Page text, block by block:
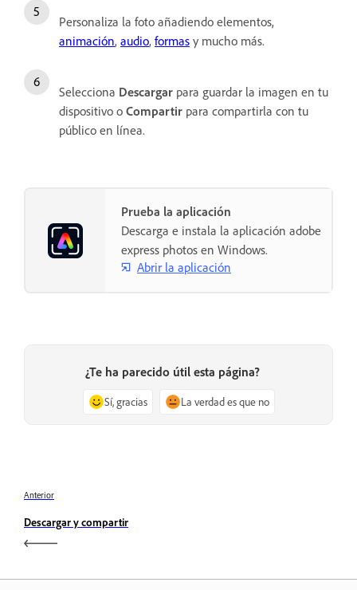
Personaliza la foto añadiendo elementos,
animación, audio, formas y mucho más.
Selecciona Descargar para guardar la imagen en tu
dispositivo o Compartir para compartirla con tu
público en línea.
Prueba la aplicación
Descarga e instala la aplicación adobe
express photos en Windows.
Abrir la aplicación
¿Te ha parecido útil esta página?
Sí, gracias La verdad es que no
Anterior
Descargar y compartir